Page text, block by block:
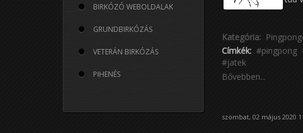
BIRKÓZÓ WEBOLDALAK
GRUNDBIRKÓZÁS
VETERÁN BIRKÓZÁS
PIHENÉS
Kategória:
Címkék:
pingpong
jatek
Bővebben...
szombat, 02 május 2020